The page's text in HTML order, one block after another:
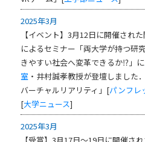
2025年3月
【イベント】3月12日に開催され
によるセミナー「両大学が持つ研
きやすい社会へ変革できるか⁉」に
室 ・井村誠孝教授が登壇しました
バーチャルリアリティ」[パンフレ
[大学ニュース]
2025年3月
【受賞】3月17日～19日に開催さ